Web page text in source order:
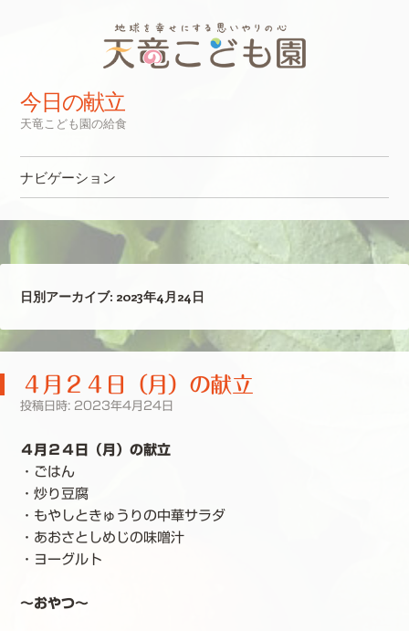
今日の献立
天竜こども園の給食
ナビゲーション
日別アーカイブ: 2023年4月24日
４月２４日（月）の献立
投稿日時: 2023年4月24日
４月２４日（月）の献立
・ごはん
・炒り豆腐
・もやしときゅうりの中華サラダ
・あおさとしめじの味噌汁
・ヨーグルト
～おやつ～